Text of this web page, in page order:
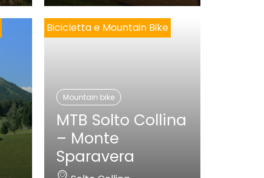
Bicicletta e Mountain Bike
Mountain bike
MTB Solto Collina
– Monte
Sparavera